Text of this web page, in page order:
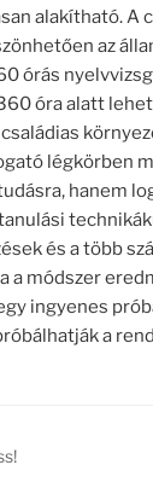
alakítható. A
az
órás
óra alatt
légkörben
hanem
és a több
a módszer
ingyenes
a